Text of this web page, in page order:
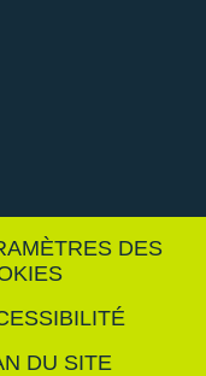
DES
DU SITE